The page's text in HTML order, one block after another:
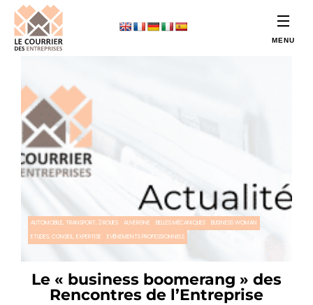
AUTOMOBILE, TRANSPORT, 2 ROUES AUVERGNE BELLES MÉCANIQUES
BUSINESS WOMAN
ETUDES, CONSEIL, EXPERTISE
EVÉNEMENTS PROFESSIONNELS
Le « business boomerang » des
Rencontres de l’Entreprise